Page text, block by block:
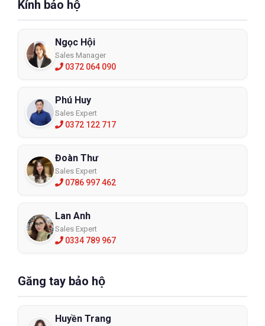
Kính bảo hộ
Ngọc Hội
Sales Manager
0372 064 090
Phú Huy
Sales Expert
0372 122 717
Đoàn Thư
Sales Expert
0786 997 462
Lan Anh
Sales Expert
0334 789 967
Găng tay bảo hộ
Huyền Trang